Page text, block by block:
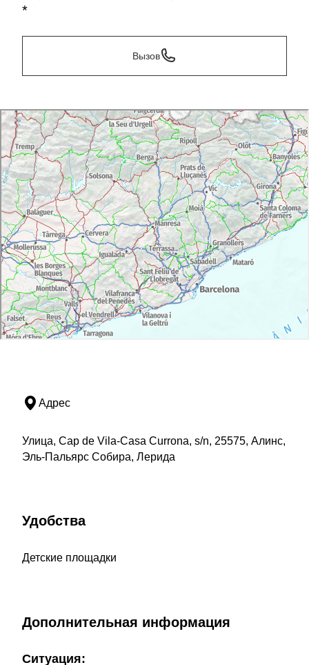
*
Вызов
Адрес
Улица, Cap de Vila-Casa Currona, s/n, 25575, Алинс,
Эль-Пальярс Собира, Лерида
Удобства
Детские площадки
Дополнительная информация
Ситуация: